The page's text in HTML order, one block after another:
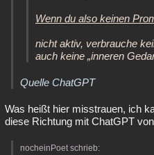
Wenn du also keinen
nicht aktiv, verbrauche
auch keine „inneren
Quelle ChatGPT
Was heißt hier misstrauen, ich
diese Richtung mit ChatGPT
nocheinPoet schrieb: